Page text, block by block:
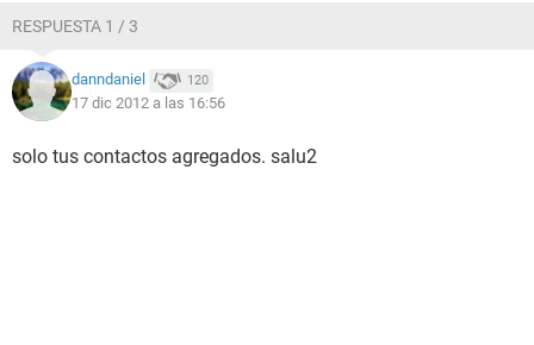
RESPUESTA 1 / 3
danndaniel 120
17 dic 2012 a las 16:56
solo tus contactos agregados. salu2